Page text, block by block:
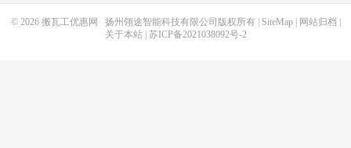
© 2026 搬瓦工优惠网 扬州翎途智能科技有限公司版权所有 | SiteMap| 网站归档
关于本站| 苏ICP备2021038092号-2